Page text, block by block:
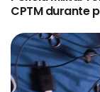
CPTM durante